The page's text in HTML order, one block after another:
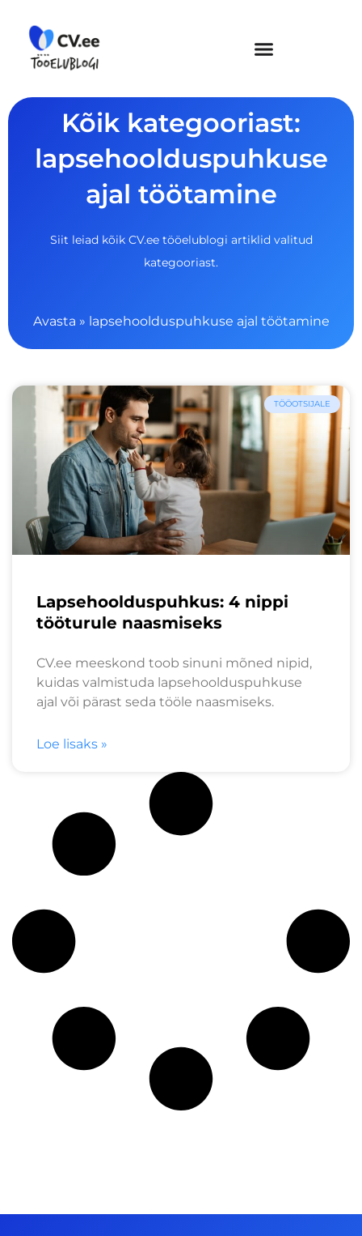
content
Kõik kategooriast:
lapsehoolduspuhkuse
ajal töötamine
Siit leiad kõik CV.ee tööelublogi artiklid valitud
kategooriast.
Avasta » lapsehoolduspuhkuse ajal töötamine
TÖÖOTSIJALE
Lapsehoolduspuhkus: 4 nippi
tööturule naasmiseks
CV.ee meeskond toob sinuni mõned nipid,
kuidas valmistuda lapsehoolduspuhkuse
ajal või pärast seda tööle naasmiseks.
Loe lisaks »